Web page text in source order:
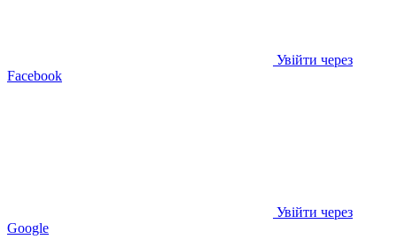
Увійти через
Facebook
Увійти через
Google